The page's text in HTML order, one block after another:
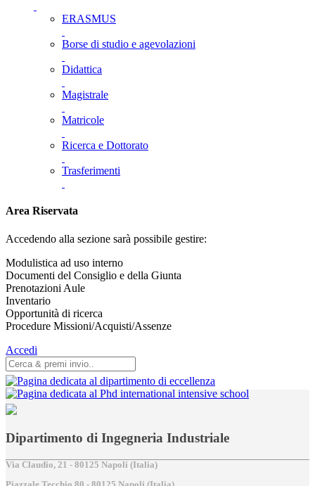
ERASMUS
Borse di studio e agevolazioni
Didattica
Magistrale
Matricole
Ricerca e Dottorato
Trasferimenti
Area Riservata
Accedendo alla sezione sarà possibile gestire:
Modulistica ad uso interno
Documenti del Consiglio e della Giunta
Prenotazioni Aule
Inventario
Opportunità di ricerca
Procedure Missioni/Acquisti/Assenze
Accedi
Dipartimento di Ingegneria Industriale
Via Claudio, 21 - 80125 Napoli (Italia)